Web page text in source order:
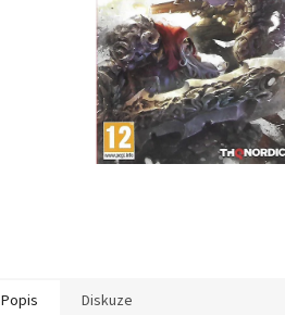
Popis Diskuze